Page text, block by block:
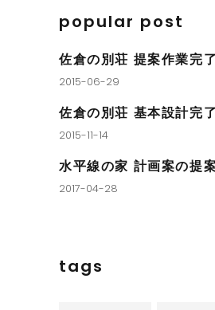
popular post
佐倉の別荘 提案作業完了
2015-06-29
佐倉の別荘 基本設計完了
2015-11-14
水平線の家 計画案の提
2017-04-28
tags